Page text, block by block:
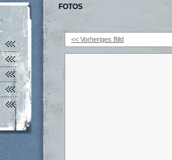
FOTOS
<< Vorheriges Bild